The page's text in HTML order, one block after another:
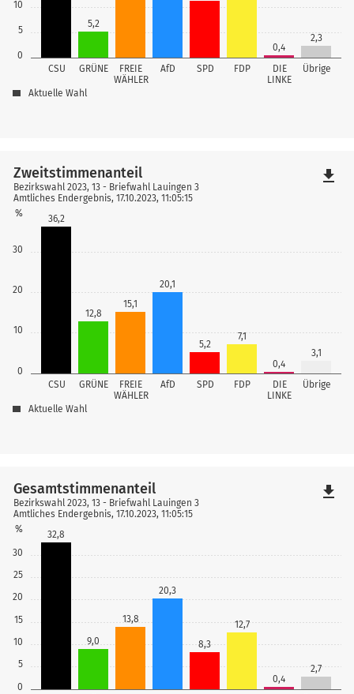
0
5
10
CSU GRÜNE
FREIE
WÄHLER
AfD SPD FDP
DIE
LINKE
Übrige
5,2
0,4
2,3
Aktuelle Wahl
0
10
20
30
%
CSU GRÜNE
FREIE
WÄHLER
AfD SPD FDP
DIE
LINKE
Übrige
36,2
12,8
15,1
20,1
5,2
7,1
0,4
3,1
Zweitstimmenanteil
Bezirkswahl 2023, 13 - Briefwahl Lauingen 3
Amtliches Endergebnis, 17.10.2023, 11:05:15
Aktuelle Wahl
file_download
0
5
10
15
20
25
30
%
32,8
9,0
13,8
20,3
8,3
12,7
0,4
2,7
Gesamtstimmenanteil
Bezirkswahl 2023, 13 - Briefwahl Lauingen 3
Amtliches Endergebnis, 17.10.2023, 11:05:15
file_download